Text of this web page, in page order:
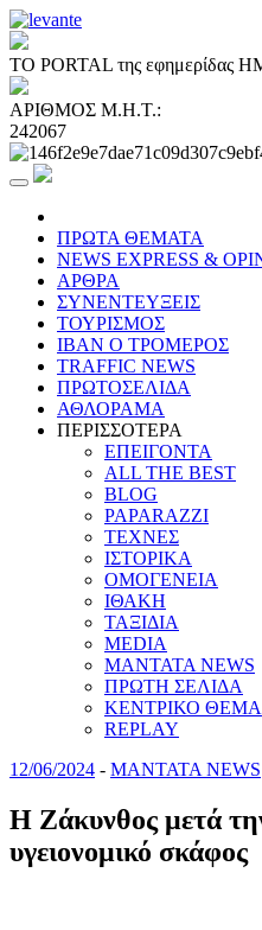
ΤΟ PORTAL της εφημερίδας
ΑΡΙΘΜΟΣ Μ.Η.Τ.:
242067
ΠΡΩΤΑ ΘΕΜΑΤΑ
NEWS EXPRESS &
ΑΡΘΡΑ
ΣΥΝΕΝΤΕΥΞΕΙΣ
ΤΟΥΡΙΣΜΟΣ
ΙΒΑΝ Ο ΤΡΟΜΕΡΟΣ
TRAFFIC NEWS
ΠΡΩΤΟΣΕΛΙΔΑ
ΑΘΛΟΡΑΜΑ
ΠΕΡΙΣΣΟΤΕΡΑ
ΕΠΕΙΓΟΝΤΑ
ALL THE BEST
BLOG
PAPARAZZI
ΤΕΧΝΕΣ
ΙΣΤΟΡΙΚΑ
ΟΜΟΓΕΝΕΙΑ
ΙΘΑΚΗ
ΤΑΞΙΔΙΑ
MEDIA
MANTATA NEWS
ΠΡΩΤΗ ΣΕΛΙΔΑ
ΚΕΝΤΡΙΚΟ ΘΕΜΑ
REPLAY
12/06/2024 - MANTATA NEWS
Η Ζάκυνθος μετά
υγειονομικό σκάφος